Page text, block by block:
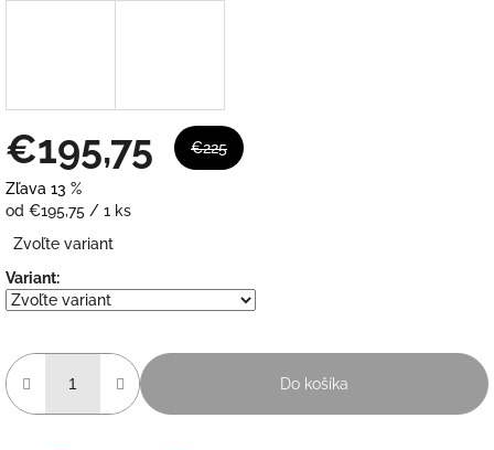
€195,75 €225
Zľava 13 %
Jednotková
od €195,75 / 1 ks
Zvoľte variant
Variant:
Do košíka